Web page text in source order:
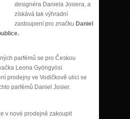
designéra Daniela Josiera, a
získává tak výhradní
zastoupení pro značku Daniel
parfémů se pro Českou
Leona Gyöngyösi.
prodejny ve Vodičkově ulici se
parfémů Daniel Josier.
v nové prodejně zakoupit